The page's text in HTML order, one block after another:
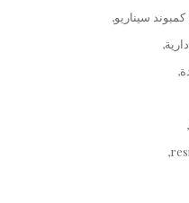
كمبوند سيناريو